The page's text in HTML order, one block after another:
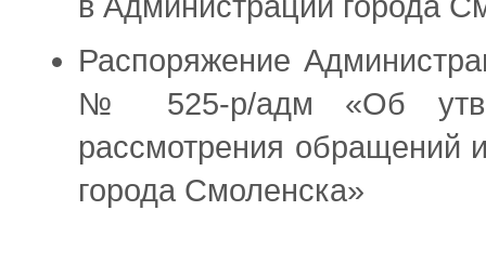
Распоряжение
№ 525-р/адм «Об
рассмотрения обращений
города Смоленска»